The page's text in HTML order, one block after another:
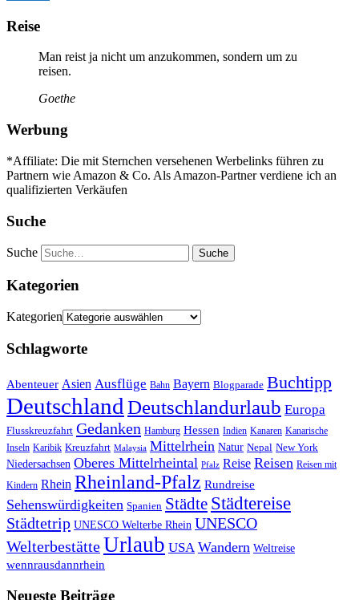
Reise
Man reist ja nicht um anzukommen, sondern um zu
reisen.
Goethe
Werbung
*Affiliate: Die mit Sternchen versehenen Werbelinks führen zu
Partnern wie Amazon & Co. Als Amazon-Partner verdiene ich an
qualifizierten Verkäufen
Suche
Suche
Kategorien
Kategorien
Schlagworte
Abenteuer Asien Ausflüge Bahn Bayern Blogparade Buchtipp
Deutschland Deutschlandurlaub Europa
Flusskreuzfahrt Gedanken Hamburg Hessen Indien Kanaren Kanarische
Inseln Karibik Kreuzfahrt Malaysia Mittelrhein Natur Nepal New York
Niedersachsen Oberes Mittelrheintal Pfalz Reise Reisen Reisen mit
Kindern Rhein Rheinland-Pfalz Rundreise
Sehenswürdigkeiten Spanien Städte Städtereise
Städtetrip UNESCO Welterbe Rhein UNESCO
WelterbestätteUrlaub USA Wandern Weltreise
wennrausdannrhein
Neueste Beiträge